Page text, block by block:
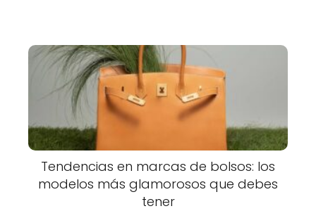
Tendencias en marcas de bolsos: los
modelos más glamorosos que debes
tener